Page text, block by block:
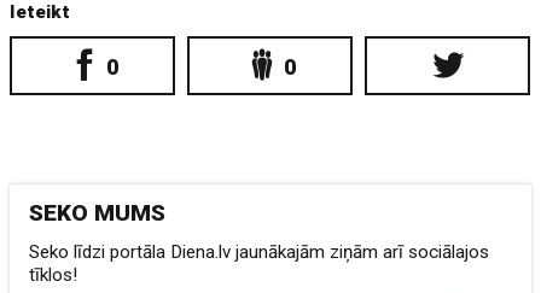
Ieteikt
0 0
SEKO MUMS
Seko līdzi portāla Diena.lv jaunākajām ziņām arī sociālajos
tīklos!